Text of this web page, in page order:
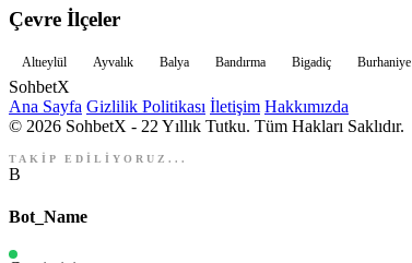
Çevre İlçeler
Altıeylül Ayvalık Balya Bandırma Bigadiç Burhaniye
SohbetX
Ana Sayfa Gizlilik Politikası İletişim Hakkımızda
© 2026 SohbetX - 22 Yıllık Tutku. Tüm Hakları Saklıdır.
TAKİP EDİLİYORUZ...
B
Bot_Name